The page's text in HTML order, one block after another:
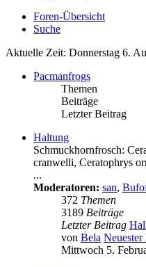
Foren-Übersicht
Suche
Aktuelle Zeit: Donnerstag 6.
Pacmanfrogs
Themen
Beiträge
Letzter Beitrag
Haltung
Schmuckhornfrosch:
cranwelli, Ceratophrys
...
Moderatoren: san,
372 Themen
3189 Beiträge
Letzter Beitrag
von Bela Neuester
Mittwoch 5.